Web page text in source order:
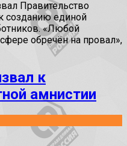
Правительство
созданию единой
«Любой
обречён на провал»,
к
амнистии